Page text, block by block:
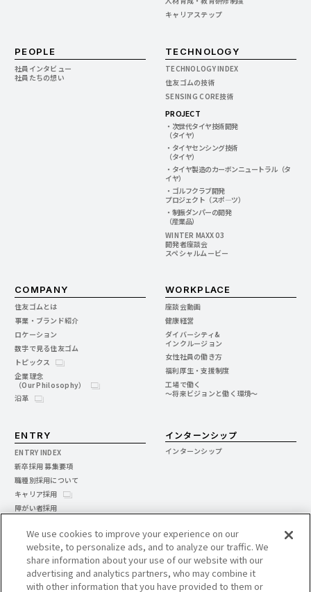
キャリアステップ
PEOPLE
社員インタビュー
社員たちの想い
TECHNOLOGY
TECHNOLOGY INDEX
住友ゴムの技術
SENSING CORE技術
PROJECT
・次世代タイヤ技術開発
（タイヤ）
・タイヤセンシング技術
（タイヤ）
・タイヤ製造のカーボンニュートラル（タ
イヤ）
・ゴルフクラブ開発
プロジェクト（スポ―ツ）
・制振ダンパーの開発
（産業品）
WINTER MAXX 03
開発者座談会
スペシャルムービー
COMPANY
住友ゴムとは
事業・ブランド紹介
ロケーション
数字で見る住友ゴム
トピックス
企業理念
（Our Philosophy）
沿革
WORKPLACE
座談会動画
健康経営
ダイバーシティ&
インクルージョン
女性社員の働き方
福利厚生・支援制度
工場で働く
～将来ビジョンと働く環境～
ENTRY
ENTRY INDEX
新卒採用 募集要項
職種別採用について
キャリア採用
障がい者採用
インターンシップ
インターンシップ
グループ会社採用情報
関連企業
タイヤ販売会社
We use cookies to improve your experience on our
website, to personalize ads, and to analyze our traffic. We
share information about your use of our website with our
advertising and analytics partners, who may combine it
with other information that you have provided to them or